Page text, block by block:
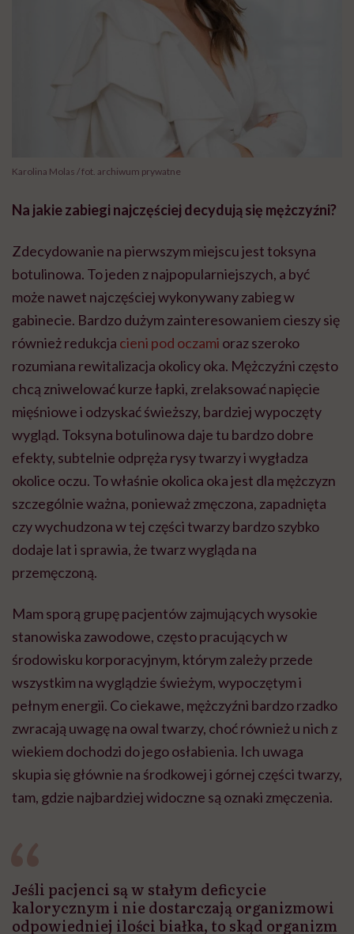
Karolina Molas / fot. archiwum prywatne
Na jakie zabiegi najczęściej decydują się mężczyźni?
Zdecydowanie na pierwszym miejscu jest toksyna
botulinowa. To jeden z najpopularniejszych, a być
może nawet najczęściej wykonywany zabieg w
gabinecie. Bardzo dużym zainteresowaniem cieszy się
również redukcja cieni pod oczami oraz szeroko
rozumiana rewitalizacja okolicy oka. Mężczyźni często
chcą zniwelować kurze łapki, zrelaksować napięcie
mięśniowe i odzyskać świeższy, bardziej wypoczęty
wygląd. Toksyna botulinowa daje tu bardzo dobre
efekty, subtelnie odpręża rysy twarzy i wygładza
okolice oczu. To właśnie okolica oka jest dla mężczyzn
szczególnie ważna, ponieważ zmęczona, zapadnięta
czy wychudzona w tej części twarzy bardzo szybko
dodaje lat i sprawia, że twarz wygląda na
przemęczoną.
Mam sporą grupę pacjentów zajmujących wysokie
stanowiska zawodowe, często pracujących w
środowisku korporacyjnym, którym zależy przede
wszystkim na wyglądzie świeżym, wypoczętym i
pełnym energii. Co ciekawe, mężczyźni bardzo rzadko
zwracają uwagę na owal twarzy, choć również u nich z
wiekiem dochodzi do jego osłabienia. Ich uwaga
skupia się głównie na środkowej i górnej części twarzy,
tam, gdzie najbardziej widoczne są oznaki zmęczenia.
Jeśli pacjenci są w stałym deficycie
kalorycznym i nie dostarczają organizmowi
odpowiedniej ilości białka, to skąd organizm